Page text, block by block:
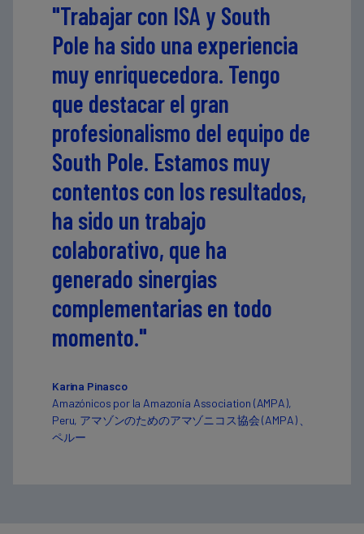
"Trabajar con ISA y South
Pole ha sido una experiencia
muy enriquecedora. Tengo
que destacar el gran
profesionalismo del equipo de
South Pole. Estamos muy
contentos con los resultados,
ha sido un trabajo
colaborativo, que ha
generado sinergias
complementarias en todo
momento."
Karina Pinasco
Amazónicos por la Amazonía Association (AMPA),
Peru, アマゾンのためのアマゾニコス協会 (AMPA) 、
ペルー